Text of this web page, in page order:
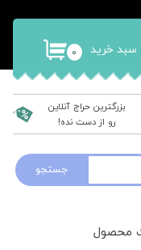
جستجو
۰ سبد خرید
بزرگترین حراج آنلاین
رو از دست نده!
محصول